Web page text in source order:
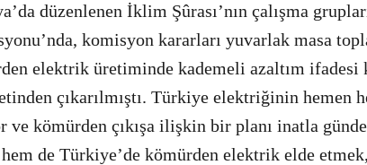
düzenlenen İklim Şûrası’nın çalışma
komisyon kararları yuvarlak masa
elektrik üretiminde kademeli azaltım ifadesi
çıkarılmıştı. Türkiye elektriğinin hemen
kömürden çıkışa ilişkin bir planı inatla
de Türkiye’de kömürden elektrik elde